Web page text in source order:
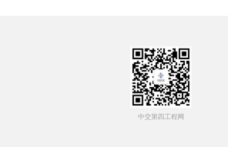
中交第四工程网